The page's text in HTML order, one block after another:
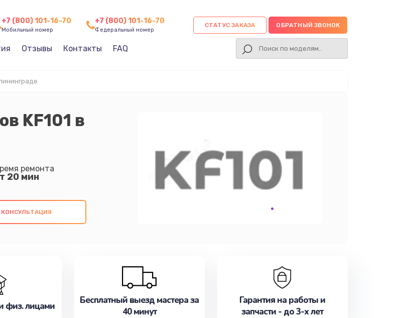
+7 (800) 101-16-70
Мобильный номер
+7 (800) 101-16-70
Федеральный номер
СТАТУС ЗАКАЗА ОБРАТНЫЙ ЗВОНОК
Отзывы Контакты FAQ
KF101 в
ремонта
20 мин
КОНСУЛЬТАЦИЯ
физ. лицами
Бесплатный выезд мастера за
40 минут
Гарантия на работы и
запчасти - до 3-х лет